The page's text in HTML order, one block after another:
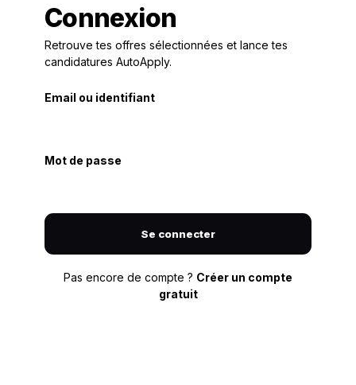
Connexion
Retrouve tes offres sélectionnées et lance tes
candidatures AutoApply.
Email ou identifiant
Mot de passe
Se connecter
Pas encore de compte ? Créer un compte
gratuit